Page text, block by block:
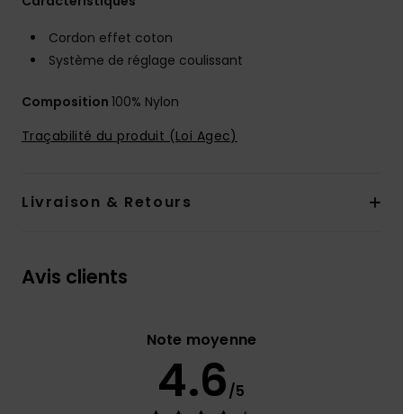
Cordon effet coton
Système de réglage coulissant
Composition 100% Nylon
Traçabilité du produit (Loi Agec)
Livraison & Retours
Avis clients
Note moyenne
4.6/5